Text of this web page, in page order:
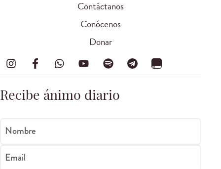
Contáctanos
Conócenos
Donar
Recibe ánimo diario
Nombre
Email